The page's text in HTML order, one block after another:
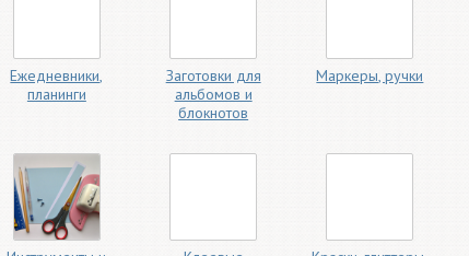
Ежедневники,
планинги
Заготовки для
альбомов и
блокнотов
Маркеры, ручки